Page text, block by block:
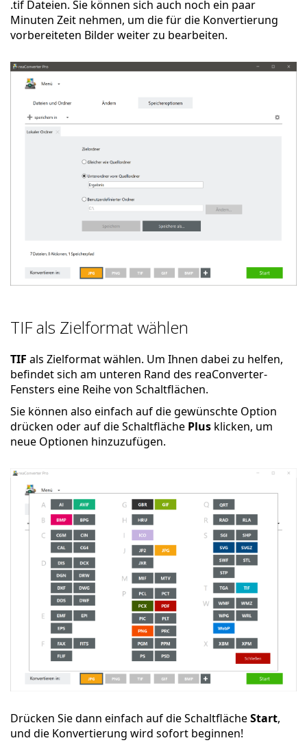
.tif Dateien. Sie können sich auch noch ein paar
Minuten Zeit nehmen, um die für die Konvertierung
vorbereiteten Bilder weiter zu bearbeiten.
TIF als Zielformat wählen
TIF als Zielformat wählen. Um Ihnen dabei zu helfen,
befindet sich am unteren Rand des reaConverter-
Fensters eine Reihe von Schaltflächen.
Sie können also einfach auf die gewünschte Option
drücken oder auf die Schaltfläche Plus klicken, um
neue Optionen hinzuzufügen.
Drücken Sie dann einfach auf die SchaltflächeStart,
und die Konvertierung wird sofort beginnen!